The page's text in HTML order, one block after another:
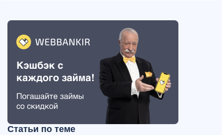
Статьи по теме